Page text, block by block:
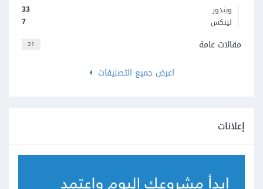
33
ويندوز
7
لينكس
21
مقالات عامة
اعرض جميع التصنيفات
إعلانات